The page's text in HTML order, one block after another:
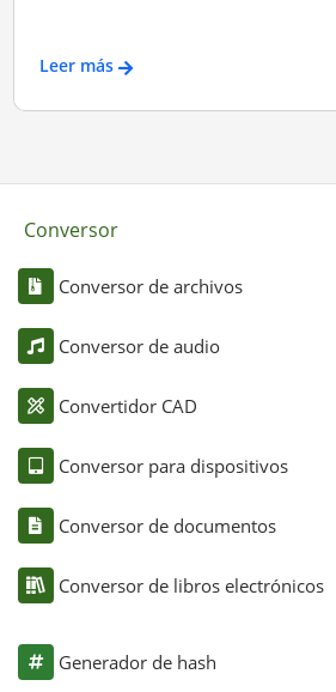
Leer más
Conversor
Conversor de archivos
Conversor de audio
Convertidor CAD
Conversor para dispositivos
Conversor de documentos
Conversor de libros electrónicos
Generador de hash